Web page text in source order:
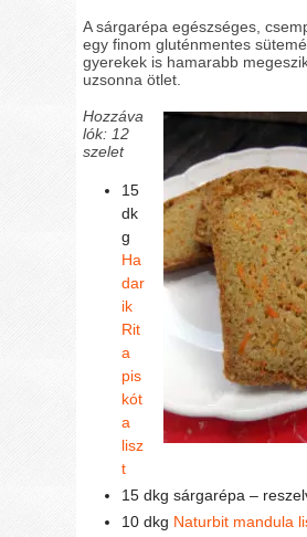
A sárgarépa egészséges,
egy finom gluténmentes
gyerekek is hamarabb
uzsonna ötlet.
Hozzáva
lók: 12
szelet
15
dk
g
Ha
dar
ik
Rit
a
pis
kót
a
lisz
t
15 dkg sárgarépa –
10 dkg Naturbit mandula